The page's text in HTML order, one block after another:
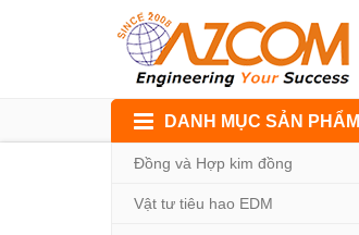
content
DANH MỤC SẢN PHẨM
Đồng và Hợp kim đồng
Vật tư tiêu hao EDM